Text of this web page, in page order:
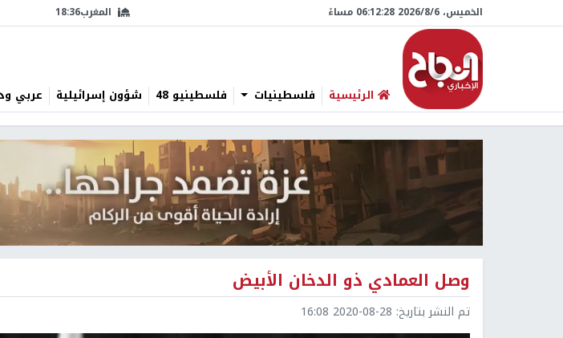
الخميس، 6/‏8/‏2026 06:12:29 مساءً المغرب18:36
الرئيسية فلسطينيات فلسطينيو 48 شؤون إسرائيلية عربي
وصل العمادي ذو الدخان الأبيض
تم النشر بتاريخ: 2020-08-28 16:08